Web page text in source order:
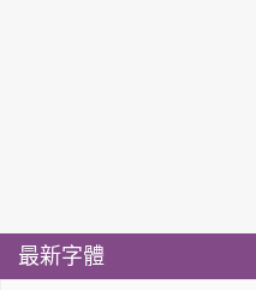
最新字體